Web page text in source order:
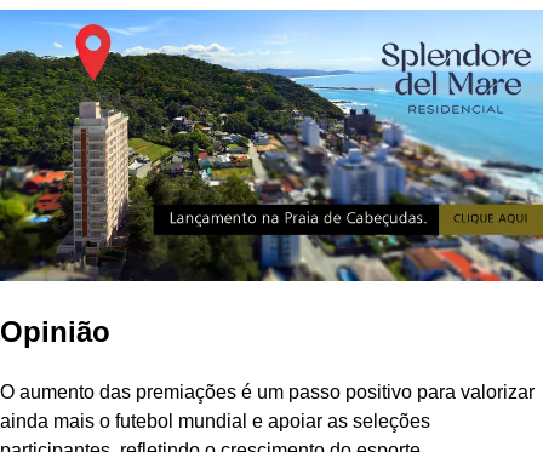
Opinião
O aumento das premiações é um passo positivo para valorizar
ainda mais o futebol mundial e apoiar as seleções